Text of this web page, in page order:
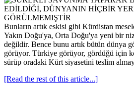
Bunların artık eskisi gibi Kürdistan
Yakın Doğu'ya, Orta Doğu'ya yeni bir
değildir. Bence bunu artık bütün dünya
görüyor. Türkiye görüyor, gördüğü için
sürüp oradaki Kürt siyasetini teslim
[Read the rest of this article...]